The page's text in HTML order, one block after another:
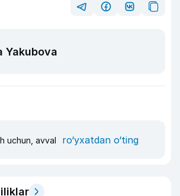
Yakubova
uchun, avval ro‘yxatdan o‘ting